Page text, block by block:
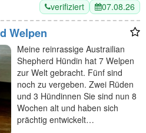
verifiziert 07.08.26
Austrailian Shepherd Welpen
Meine reinrassige Austrailian
Shepherd Hündin hat 7 Welpen
zur Welt gebracht. Fünf sind
noch zu vergeben. Zwei Rüden
und 3 Hündinnen Sie sind nun 8
Wochen alt und haben sich
prächtig entwickelt…